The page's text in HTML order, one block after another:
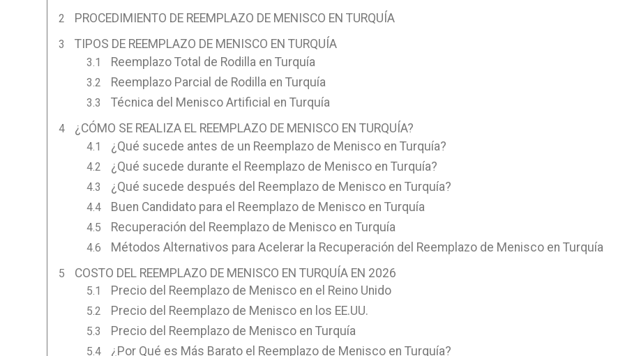
PROCEDIMIENTO DE REEMPLAZO DE MENISCO EN TURQUÍA
TIPOS DE REEMPLAZO DE MENISCO EN TURQUÍA
Reemplazo Total de Rodilla en Turquía
Reemplazo Parcial de Rodilla en Turquía
Técnica del Menisco Artificial en Turquía
¿CÓMO SE REALIZA EL REEMPLAZO DE MENISCO EN TURQUÍA?
¿Qué sucede antes de un Reemplazo de Menisco en Turquía?
¿Qué sucede durante el Reemplazo de Menisco en Turquía?
¿Qué sucede después del Reemplazo de Menisco en Turquía?
Buen Candidato para el Reemplazo de Menisco en Turquía
Recuperación del Reemplazo de Menisco en Turquía
Métodos Alternativos para Acelerar la Recuperación del Reemplazo de Menisco en Turquía
COSTO DEL REEMPLAZO DE MENISCO EN TURQUÍA EN 2026
Precio del Reemplazo de Menisco en el Reino Unido
Precio del Reemplazo de Menisco en los EE.UU.
Precio del Reemplazo de Menisco en Turquía
¿Por Qué es Más Barato el Reemplazo de Menisco en Turquía?